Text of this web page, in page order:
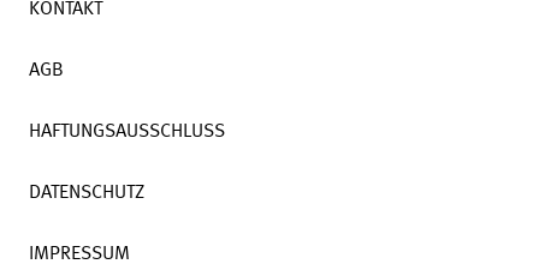
KONTAKT
AGB
HAFTUNGSAUSSCHLUSS
DATENSCHUTZ
IMPRESSUM